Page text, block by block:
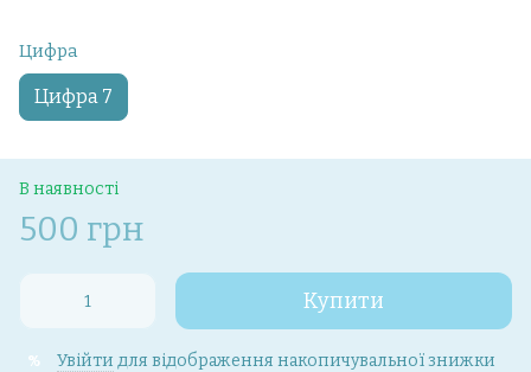
Цифра
Цифра 7
В наявності
500 грн
Купити
% Увійти для відображення накопичувальної знижки